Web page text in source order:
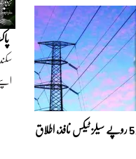
بجلی کے ہر یونٹ پر 5 روپے سیلز ٹیکس نافذ، اطلاق